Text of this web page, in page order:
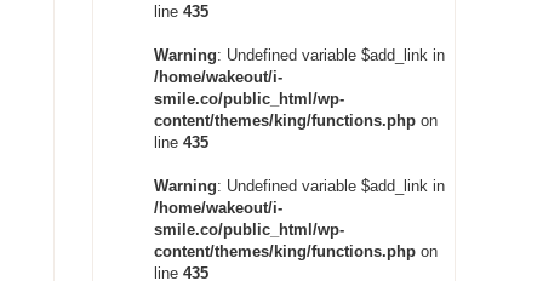
line 435
Warning: Undefined variable $add_link in
/home/wakeout/i-
smile.co/public_html/wp-
content/themes/king/functions.phpon
line 435
Warning: Undefined variable $add_link in
/home/wakeout/i-
smile.co/public_html/wp-
content/themes/king/functions.phpon
line 435